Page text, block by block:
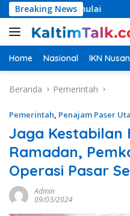
Langsung
ke
konten
Breaking News
Dimulai PKB
Home Nasional IKN
Beranda Pemerintah
Pemerintah, Penajam Paser
Jaga Kestabilan
Ramadan,
Operasi Pasar
Admin
09/03/2024